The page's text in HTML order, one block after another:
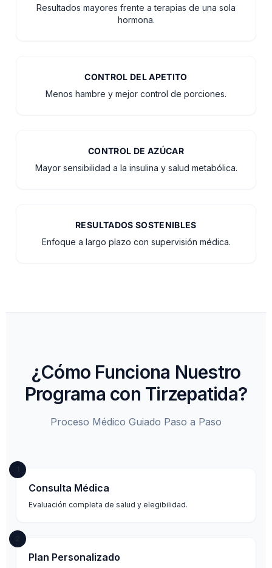
Resultados mayores frente a terapias de una sola
hormona.
CONTROL DEL APETITO
Menos hambre y mejor control de porciones.
CONTROL DE AZÚCAR
Mayor sensibilidad a la insulina y salud metabólica.
RESULTADOS SOSTENIBLES
Enfoque a largo plazo con supervisión médica.
¿Cómo Funciona Nuestro
Programa con Tirzepatida?
Proceso Médico Guiado Paso a Paso
Consulta Médica
Evaluación completa de salud y elegibilidad.
Plan Personalizado